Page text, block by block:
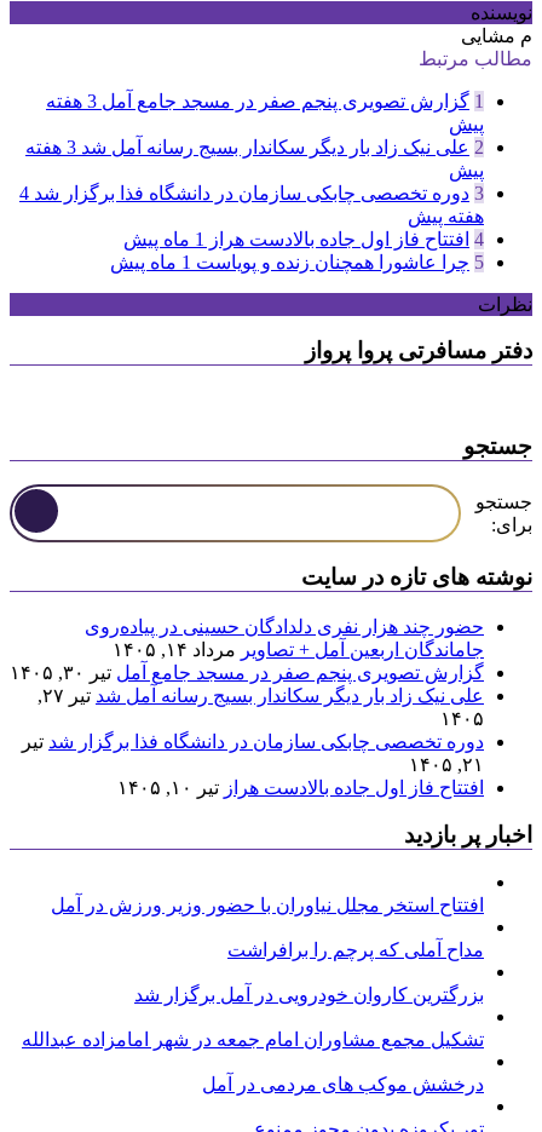
نویسنده
م مشایی
مطالب مرتبط
1 گزارش تصویری پنجم صفر در مسجد جامع آمل
3 هفته
پیش
2 علی نیک زاد بار دیگر سکاندار بسیج رسانه آمل شد
3 هفته
پیش
3 دوره تخصصی چابکی سازمان در دانشگاه فذا برگزار شد 4
هفته پیش
4 افتتاح فاز اول جاده بالادست هراز
1 ماه پیش
5 چرا عاشورا همچنان زنده و پویاست 1 ماه پیش
نظرات
دفتر مسافرتی پروا پرواز
جستجو
جستجو
برای:
نوشته های تازه در سایت
حضور چند هزار نفری دلدادگان حسینی در پیاده‌روی
جاماندگان اربعین آمل + تصاویر مرداد ۱۴, ۱۴۰۵
گزارش تصویری پنجم صفر در مسجد جامع آمل تیر ۳۰, ۱۴۰۵
علی نیک زاد بار دیگر سکاندار بسیج رسانه آمل شد
تیر ۲۷,
۱۴۰۵
دوره تخصصی چابکی سازمان در دانشگاه فذا برگزار شد تیر
۲۱, ۱۴۰۵
افتتاح فاز اول جاده بالادست هراز تیر ۱۰, ۱۴۰۵
اخبار پر بازدید
افتتاح استخر مجلل نیاوران با حضور وزیر ورزش در آمل
مداح آملی که پرچم را برافراشت
بزرگترین کاروان خودرویی در آمل برگزار شد
تشکیل مجمع مشاوران امام جمعه در شهر امامزاده عبدالله
درخشش موکب های مردمی در آمل